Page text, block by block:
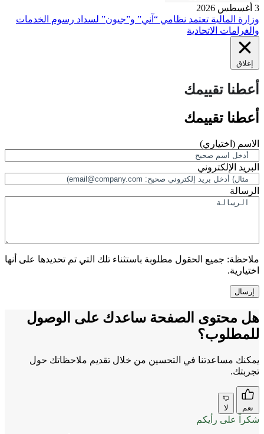
3 أغسطس 2026
وزارة المالية تعتمد نظامي “آني” و”جيون” لسداد رسوم الخدمات
والغرامات الاتحادية
إغلاق
أعطنا تقييمك
أعطنا تقييمك
الاسم (اختياري)
البريد الإلكتروني
الرسالة
ملاحظة: جميع الحقول مطلوبة باستثناء تلك التي تم تحديدها على أنها
اختيارية.
هل محتوى الصفحة ساعدك على الوصول
للمطلوب؟
يمكنك مساعدتنا في التحسين من خلال تقديم ملاحظاتك حول
تجربتك.
نعم لا
شكراً على رأيكم